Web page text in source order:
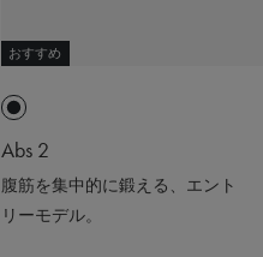
おすすめ
Abs 2
腹筋を集中的に鍛える、エント
リーモデル。